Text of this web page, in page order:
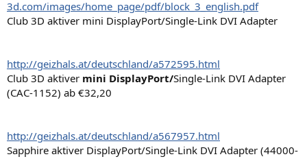
3d.com/images/home_page/pdf/block_3_english.pdf
Club 3D aktiver mini DisplayPort/Single-Link DVI Adapter
http://geizhals.at/deutschland/a572595.html
Club 3D aktiver mini DisplayPort/Single-Link DVI Adapter
(CAC-1152) ab €32,20
http://geizhals.at/deutschland/a567957.html
Sapphire aktiver DisplayPort/Single-Link DVI Adapter (44000-